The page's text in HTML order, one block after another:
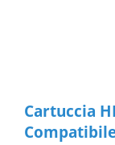
Cartuccia